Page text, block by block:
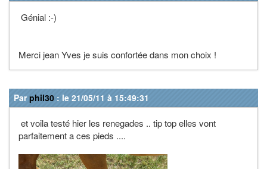
Génial :-)
Merci jean Yves je suis confortée dans mon choix !
Parphil30 : le 21/05/11 à 15:49:31
et voila testé hier les renegades .. tip top elles vont
parfaitement a ces pieds ....